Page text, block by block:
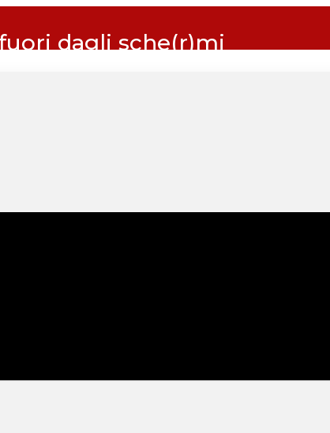
dagli sche(r)mi